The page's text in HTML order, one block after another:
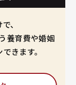
、
養育費や婚姻
きます。